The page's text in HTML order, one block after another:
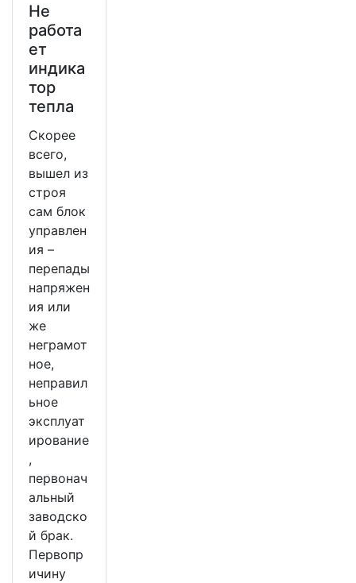
Не
работа
ет
индика
тор
тепла
Скорее
всего,
вышел из
строя
сам блок
управлен
ия –
перепады
напряжен
ия или
же
неграмот
ное,
неправил
ьное
эксплуат
ирование
,
первонач
альный
заводско
й брак.
Первопр
ичину